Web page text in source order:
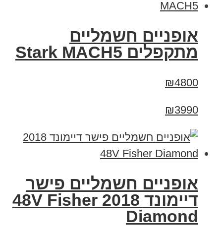
‏אופניים חשמליים
‏מתקפלים Stark MACH5
₪4800
₪3990
אופניים חשמליים פישר
דיימונד 2018 48V Fisher
Diamond